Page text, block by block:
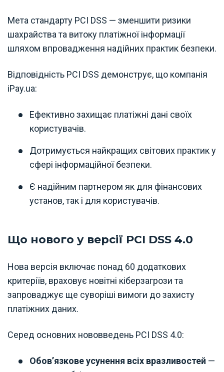
Мета стандарту PCI DSS — зменшити ризики
шахрайства та витоку платіжної інформації
шляхом впровадження надійних практик безпеки.
Відповідність PCI DSS демонструє, що компанія
iPay.ua:
Ефективно захищає платіжні дані своїх
користувачів.
Дотримується найкращих світових практик у
сфері інформаційної безпеки.
Є надійним партнером як для фінансових
установ, так і для користувачів.
Що нового у версії PCI DSS 4.0
Нова версія включає понад 60 додаткових
критеріїв, враховує новітні кіберзагрози та
запроваджує ще суворіші вимоги до захисту
платіжних даних.
Серед основних нововведень PCI DSS 4.0:
Обов’язкове усунення всіх вразливостей —